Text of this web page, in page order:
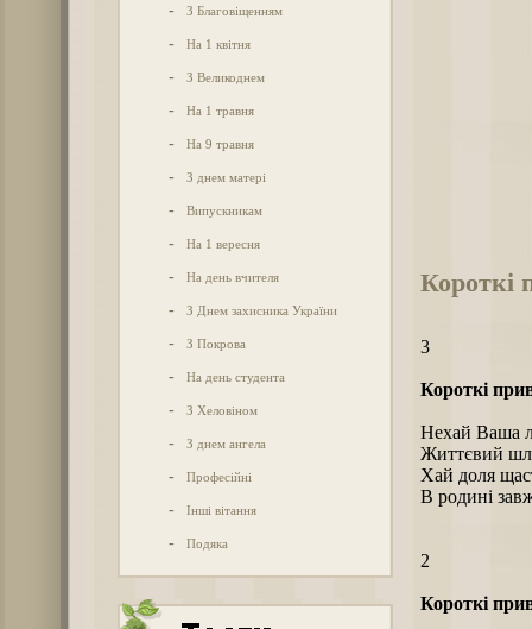
- З Благовіщенням
- На 1 квітня
- З Великоднем
- На 1 травня
- На 9 травня
- З днем матері
- Випускникам
- На 1 вересня
- На день вчителя
- З Днем захисника України
- З Покрова
- На день студента
- З Хеловіном
- З днем ангела
- Професійні
- Інші вітання
- Подяка
Короткі
3
Короткі
Нехай Ваша
Життєвий
Хай доля
В родині
2
Короткі